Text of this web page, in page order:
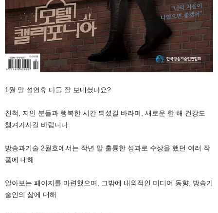
1월 말 설연휴 다들 잘 보내셨나요?
친척, 지인 분들과 행복한 시간 되셨길 바라며, 새로운 한 해 건강도
챙겨가시길 바랍니다.
방송과기술 2월호에서는 작년 말 훌륭한 성과로 수상을 했던 여러 작
품에 대해
알아보는 페이지를 마련했으며, 그밖에 내외적인 미디어 동향, 방송기
술인의 삶에 대해